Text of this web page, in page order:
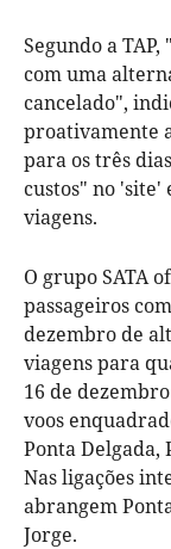
Segundo a
com uma
cancelado",
proativamente
para os três
custos" no 'site'
viagens.
O grupo SATA
passageiros
dezembro de
viagens para
16 de
voos
Ponta Delgada,
Nas ligações
abrangem
Jorge.